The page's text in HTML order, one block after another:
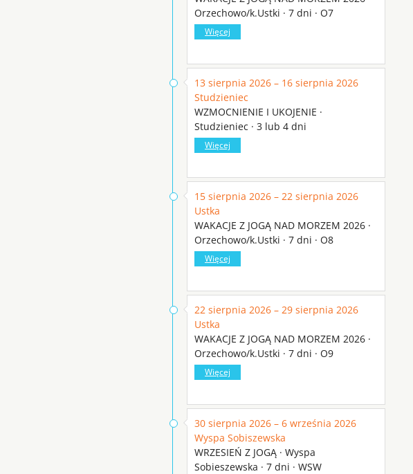
Orzechowo/k.Ustki · 7 dni · O7
Więcej
13 sierpnia 2026 – 16 sierpnia 2026
Studzieniec
WZMOCNIENIE I UKOJENIE ·
Studzieniec · 3 lub 4 dni
Więcej
15 sierpnia 2026 – 22 sierpnia 2026
Ustka
WAKACJE Z JOGĄ NAD MORZEM 2026 ·
Orzechowo/k.Ustki · 7 dni · O8
Więcej
22 sierpnia 2026 – 29 sierpnia 2026
Ustka
WAKACJE Z JOGĄ NAD MORZEM 2026 ·
Orzechowo/k.Ustki · 7 dni · O9
Więcej
30 sierpnia 2026 – 6 września 2026
Wyspa Sobiszewska
WRZESIEŃ Z JOGĄ · Wyspa
Sobieszewska · 7 dni · WSW